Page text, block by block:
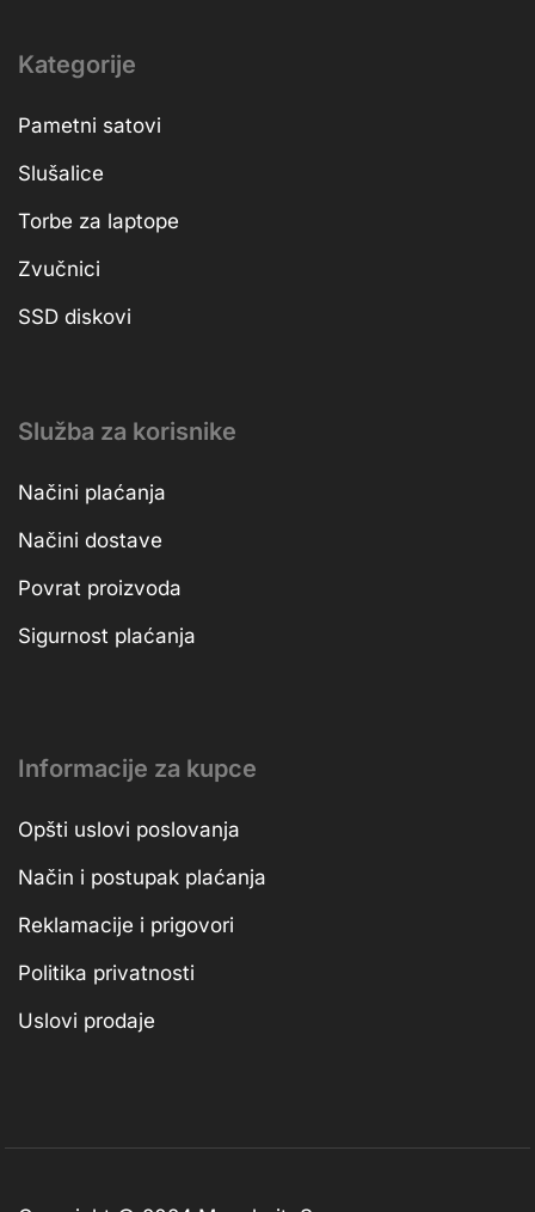
Kategorije
Pametni satovi
Slušalice
Torbe za laptope
Zvučnici
SSD diskovi
Služba za korisnike
Načini plaćanja
Načini dostave
Povrat proizvoda
Sigurnost plaćanja
Informacije za kupce
Opšti uslovi poslovanja
Način i postupak plaćanja
Reklamacije i prigovori
Politika privatnosti
Uslovi prodaje